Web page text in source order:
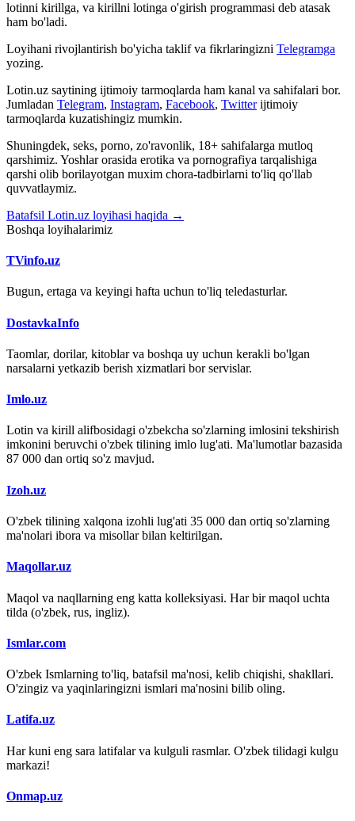
lotinni kirillga, va kirillni lotinga o'girish programmasi deb atasak
ham bo'ladi.
Loyihani rivojlantirish bo'yicha taklif va fikrlaringizni Telegramga
yozing.
Lotin.uz saytining ijtimoiy tarmoqlarda ham kanal va sahifalari bor.
Jumladan Telegram, Instagram, Facebook, Twitter ijtimoiy
tarmoqlarda kuzatishingiz mumkin.
Shuningdek, seks, porno, zo'ravonlik, 18+ sahifalarga mutloq
qarshimiz. Yoshlar orasida erotika va pornografiya tarqalishiga
qarshi olib borilayotgan muxim chora-tadbirlarni to'liq qo'llab
quvvatlaymiz.
Batafsil Lotin.uz loyihasi haqida →
Boshqa loyihalarimiz
TVinfo.uz
Bugun, ertaga va keyingi hafta uchun to'liq teledasturlar.
DostavkaInfo
Taomlar, dorilar, kitoblar va boshqa uy uchun kerakli bo'lgan
narsalarni yetkazib berish xizmatlari bor servislar.
Imlo.uz
Lotin va kirill alifbosidagi o'zbekcha so'zlarning imlosini tekshirish
imkonini beruvchi o'zbek tilining imlo lug'ati. Ma'lumotlar bazasida
87 000 dan ortiq so'z mavjud.
Izoh.uz
O'zbek tilining xalqona izohli lug'ati 35 000 dan ortiq so'zlarning
ma'nolari ibora va misollar bilan keltirilgan.
Maqollar.uz
Maqol va naqllarning eng katta kolleksiyasi. Har bir maqol uchta
tilda (o'zbek, rus, ingliz).
Ismlar.com
O'zbek Ismlarning to'liq, batafsil ma'nosi, kelib chiqishi, shakllari.
O'zingiz va yaqinlaringizni ismlari ma'nosini bilib oling.
Latifa.uz
Har kuni eng sara latifalar va kulguli rasmlar. O'zbek tilidagi kulgu
markazi!
Onmap.uz